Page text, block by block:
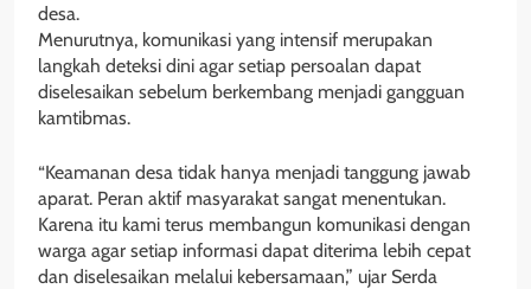
desa.
Menurutnya, komunikasi yang intensif merupakan
langkah deteksi dini agar setiap persoalan dapat
diselesaikan sebelum berkembang menjadi gangguan
kamtibmas.
“Keamanan desa tidak hanya menjadi tanggung jawab
aparat. Peran aktif masyarakat sangat menentukan.
Karena itu kami terus membangun komunikasi dengan
warga agar setiap informasi dapat diterima lebih cepat
dan diselesaikan melalui kebersamaan,” ujar Serda